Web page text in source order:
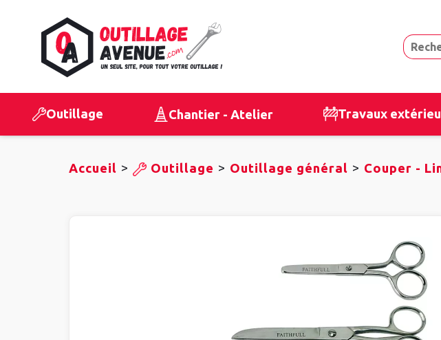
Outillage Chantier - Atelier Travaux
Accueil > Outillage > Outillage général > Couper -